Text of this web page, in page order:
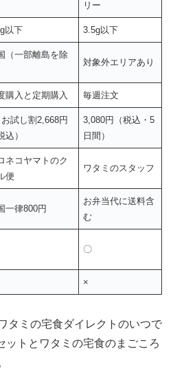
リー
以下 3.5g以下
（一部離島を除
対象外エリアあり
購入と定期購入 毎週注文
試し割2,668円
込）
3,080円（税込・5
日間）
ネコヤマトのク
便
ワタミのスタッフ
一律800円
お弁当代に送料含
む
〇
×
タミの宅食ダイレクトのいつで
ットとワタミの宅食のまごころ